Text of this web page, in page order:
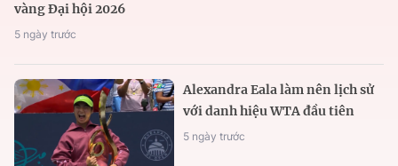
vàng Đại hội 2026
5 ngày trước
Alexandra Eala làm nên lịch sử
với danh hiệu WTA đầu tiên
5 ngày trước